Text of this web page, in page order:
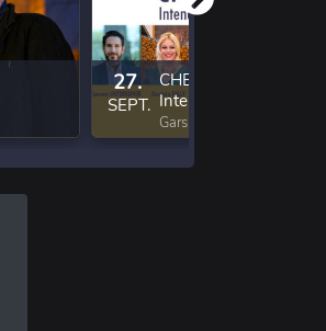
27.
SEPT.
CHEFSACHE -
Intendanten ON
Gars am Kamp